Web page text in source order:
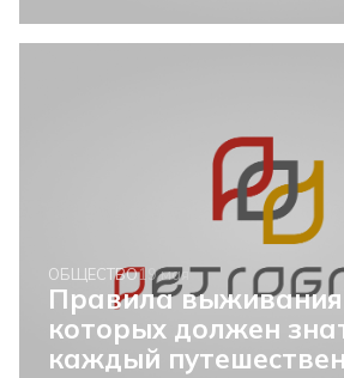
ОБЩЕСТВО19 мая
Правила выживания
которых должен
каждый